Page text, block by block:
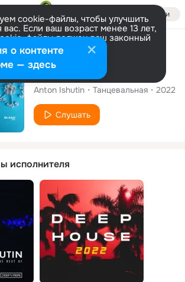
Войти
cookie-файлы, чтобы улучшить
Если ваш возраст менее 13 лет,
файлы должен ваш законный
Больше информации
все Настроить
Альбом
Love Poesie
Anton Ishutin Танцевальная 2022
Слушать
исполнителя
о контенте
— здесь